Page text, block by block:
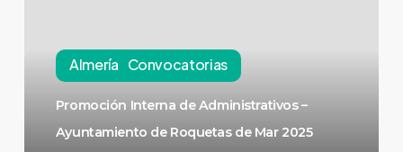
Almería Convocatorias
Promoción Interna de Administrativos –
Ayuntamiento de Roquetas de Mar 2025